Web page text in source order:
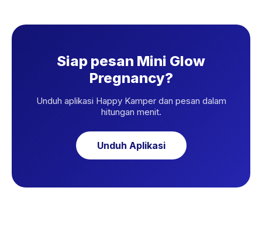
Siap pesan Mini Glow
Pregnancy?
Unduh aplikasi Happy Kamper dan pesan dalam
hitungan menit.
Unduh Aplikasi